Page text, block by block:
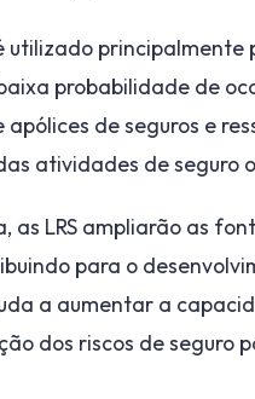
utilizado
probabilidade de
de seguros e
atividades de seguro
as LRS ampliarão as
para o
a aumentar a
dos riscos de seguro